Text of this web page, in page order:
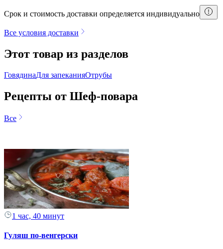
Срок и стоимость доставки определяется индивидуально
Все условия доставки
Этот товар из разделов
ГовядинаДля запеканияОтрубы
Рецепты от Шеф-повара
Все
1 час, 40 минут
Гуляш по-венгерски